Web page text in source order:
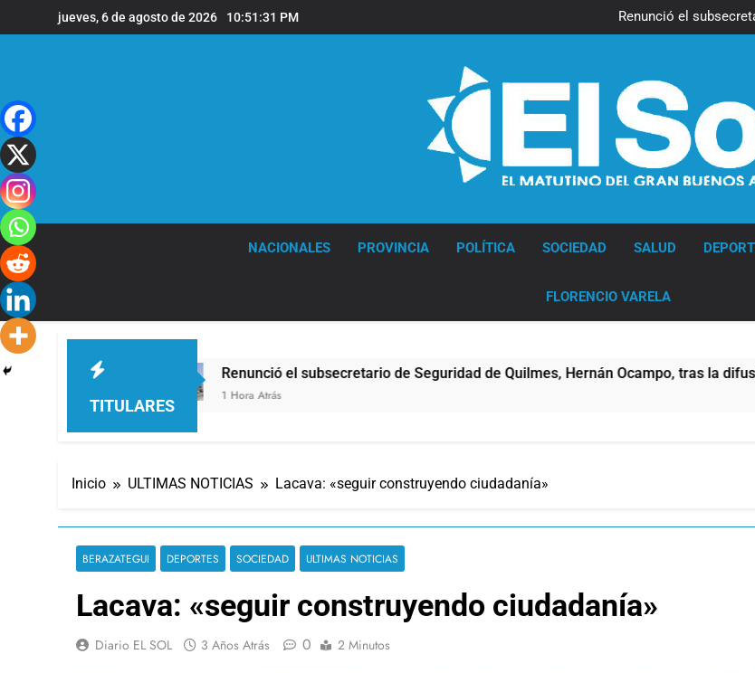
al
jueves, 6 de agosto de 2026 10:51:33 PM
Renunció el
Candela Arizaga
Renunció el
Candela Arizaga
La Libertad Avanza
NACIONALES PROVINCIA POLÍTICA SOCIEDAD SALUD
FLORENCIO VARELA
TITULARES
Renunció el subsecretario de Seguridad de Quilmes, Hernán Ocampo, tras la difusión de chats
Inicio ULTIMAS NOTICIAS Lacava: «seguir construyendo ciudadanía»
BERAZATEGUI DEPORTES SOCIEDAD ULTIMAS NOTICIAS
Lacava: «seguir construyendo ciudadanía»
Diario EL SOL 3 Años Atrás 0 2 Minutos